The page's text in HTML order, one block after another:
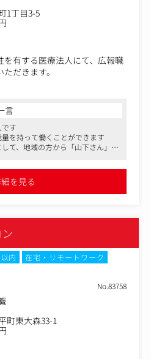
ではなく、世の中のトレンドと
今、誰に何を発信すべきか」
ことができる裁量がありま
、新規ビジネスの創出・M&A
ています。
2,000名を超える規模へと急拡
つてないほど重要になってい
略立案から携わることができま
ルタイムでキャッチし、それを
施策を企画・実行できます。
い、スケールの大きな課題解
リア開発なども含めた中途採用
部門においては各業務領域にお
積極受講（研修補助制度あ
アップなどの活動を進めていま
1丁目3-5
有する医療法人にて、広報職
だきます。
）の企画・撮影・編集・投稿・
ラシ等の制作（企画取材、ラ
者との調整）
の企画・運営
報制作などの内部広報
言
す
を持って働くことができます
て、地域の方から「山下さん」と
を見る
内
在宅・リモートワーク
No.83758
町東大森33-1